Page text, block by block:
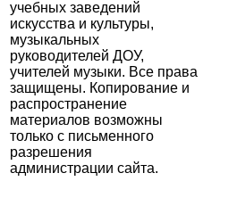
учебных заведений
искусства и культуры,
музыкальных
руководителей ДОУ,
учителей музыки. Все права
защищены. Копирование и
распространение
материалов возможны
только с письменного
разрешения
администрации сайта.